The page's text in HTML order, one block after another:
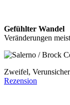
Gefühlter Wandel
Veränderungen
Zweifel,
Rezension